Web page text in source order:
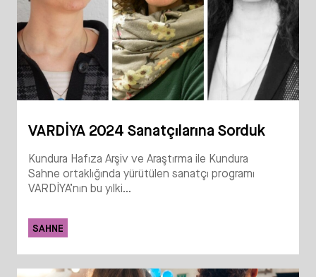
VARDİYA 2024 Sanatçılarına Sorduk
Kundura Hafıza Arşiv ve Araştırma ile Kundura
Sahne ortaklığında yürütülen sanatçı programı
VARDİYA’nın bu yılki...
SAHNE